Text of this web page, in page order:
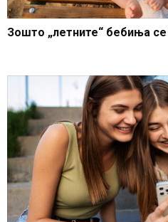
Зошто „летните“ бебиња